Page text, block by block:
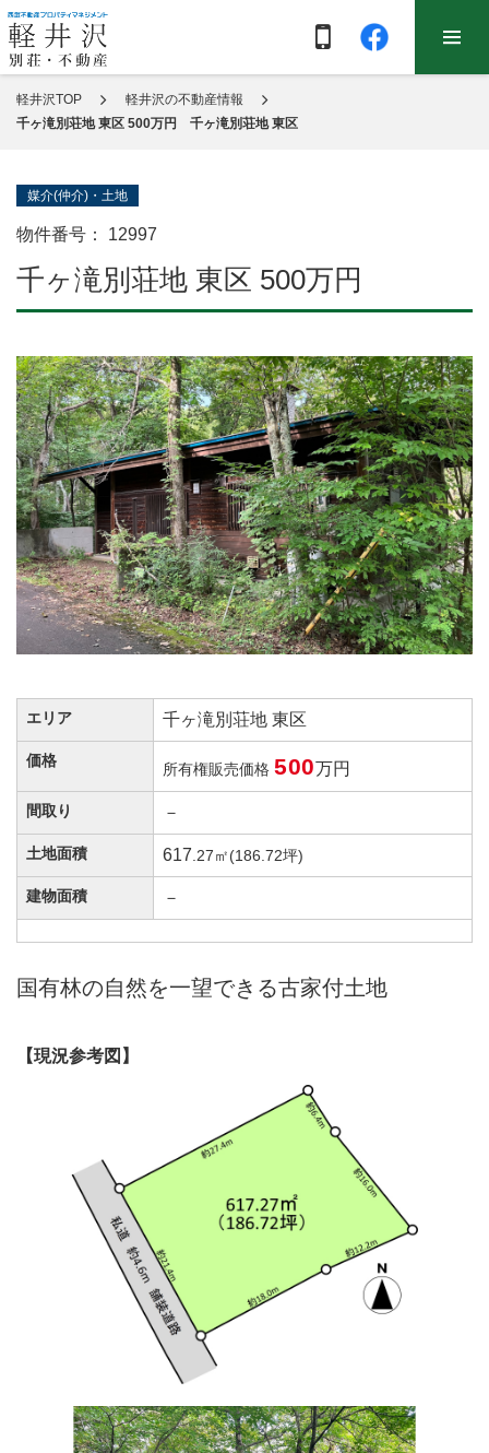
軽井沢TOP
軽井沢の不動産情報
千ヶ滝別荘地 東区 500万円 千ヶ滝別荘地 東区
媒介(仲介)・土地
物件番号： 12997
千ヶ滝別荘地 東区 500万円
エリア 千ヶ滝別荘地 東区
価格 所有権販売価格 500万円
間取り －
土地面積 617.27㎡(186.72坪)
建物面積 －
国有林の自然を一望できる古家付土地
【現況参考図】